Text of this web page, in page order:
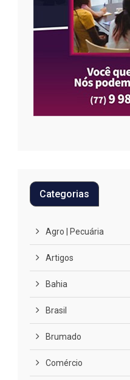
Categorias
Agro | Pecuária
Artigos
Bahia
Brasil
Brumado
Comércio